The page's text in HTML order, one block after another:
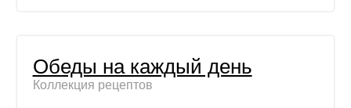
Обеды на каждый день
Коллекция рецептов